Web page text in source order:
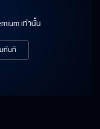
เท่านั้น
ทันที